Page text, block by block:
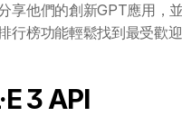
享他們的創新GPT應用，
行榜功能輕鬆找到最受歡
3 API